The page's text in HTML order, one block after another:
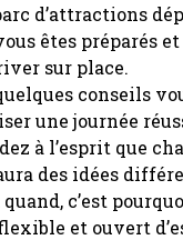
d’attractions
êtes préparés
sur place.
conseils
une journée
à l’esprit que
des idées
c’est
et ouvert